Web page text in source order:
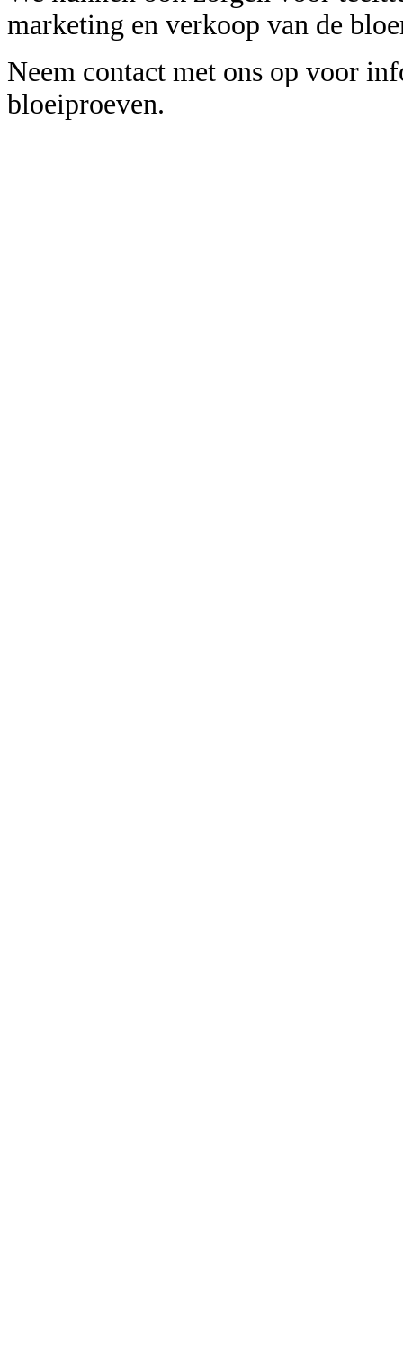
marketing en verkoop van de
Neem contact met ons op voor
bloeiproeven.